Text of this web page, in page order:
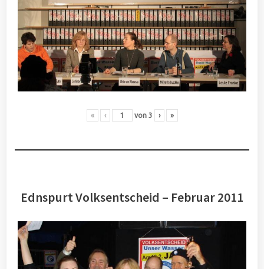
« ‹ von 3 › »
Ednspurt Volksentscheid – Februar 2011